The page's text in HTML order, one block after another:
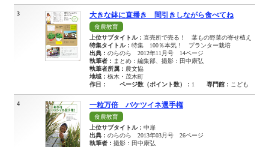
3 大きな鉢に直播き 間引きしながら食べてね
食農教育
上位サブタイトル： 直売所で売る！ 葉もの野菜の寄せ植え
特集タイトル： 特集 100％本気！ プランター栽培
出典： のらのら 2012年11月号 14ページ
執筆者： まとめ：編集部、撮影：田中康弘
執筆者所属： 農文協
地域： 栃木・茂木町
作目：
ページ数（ポイント数）： 1 専門館： こども
4 一粒万倍 バケツイネ選手権
食農教育
上位サブタイトル： 中扉
出典： のらのら 2013年03月号 26ページ
執筆者： 撮影：田中康弘